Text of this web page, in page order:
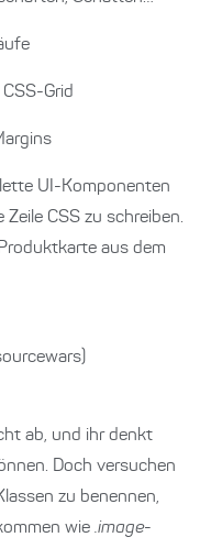
Grid
UI-Komponenten
CSS zu schreiben.
aus dem
ab, und ihr denkt
Doch versuchen
zu benennen,
wie .image-